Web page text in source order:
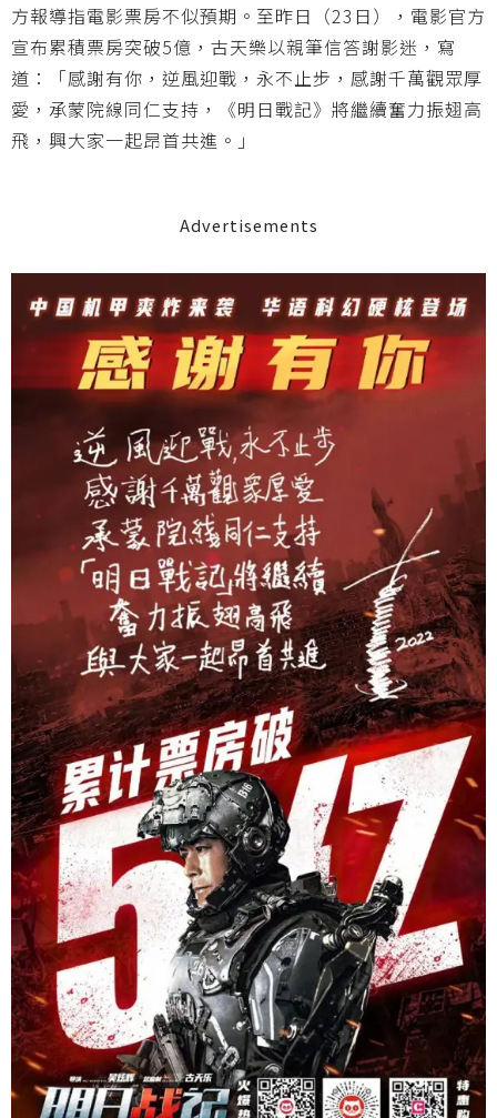
方報導指電影票房不似預期。至昨日（23日），電影官方
宣布累積票房突破5億，古天樂以親筆信答謝影迷，寫
道：「感謝有你，逆風迎戰，永不止步，感謝千萬觀眾厚
愛，承蒙院線同仁支持，《明日戰記》將繼續奮力振翅高
飛，興大家一起昂首共進。」
Advertisements